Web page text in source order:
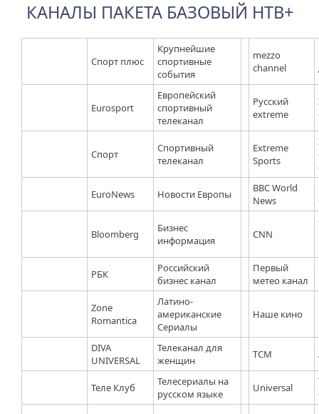
КАНАЛЫ ПАКЕТА БАЗОВЫЙ НТВ+
Спорт плюс
Крупнейшие
спортивные
события
mezzo
channel
Eurosport
Европейский
спортивный
телеканал
Русский
extreme
Спорт
Спортивный
телеканал
Extreme
Sports
EuroNews Новости Европы
BBC World
News
Bloomberg
Бизнес
информация
CNN
РБК
Российский
бизнес канал
Первый
метео канал
Zone
Romantica
Латино-
американские
Сериалы
Наше кино
DIVA
UNIVERSAL
Телеканал для
женщин
ТСМ
Теле Клуб
Телесериалы на
русском языке
Universal